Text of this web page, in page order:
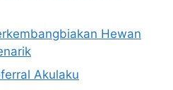
Hewan
Akulaku